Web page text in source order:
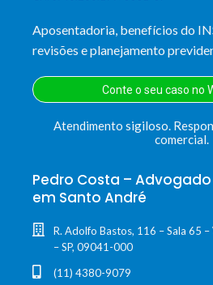
Aposentadoria, benefícios do
revisões e planejamento
Conte o seu caso no
Atendimento sigiloso.
comercial.
Pedro Costa –
em Santo André
R. Adolfo Bastos, 116 – Sala 65
– SP, 09041-000
(11) 4380-9079